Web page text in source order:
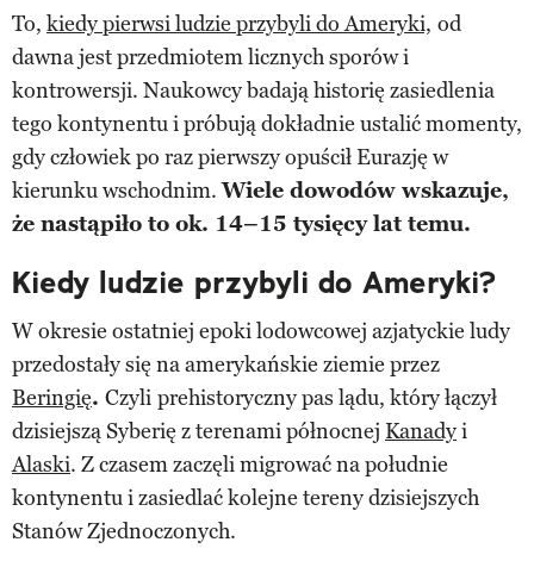
To, kiedy pierwsi ludzie przybyli do Ameryki, od
dawna jest przedmiotem licznych sporów i
kontrowersji. Naukowcy badają historię zasiedlenia
tego kontynentu i próbują dokładnie ustalić momenty,
gdy człowiek po raz pierwszy opuścił Eurazję w
kierunku wschodnim.Wiele dowodów wskazuje,
że nastąpiło to ok. 14–15 tysięcy lat temu.
Kiedy ludzie przybyli do Ameryki?
W okresie ostatniej epoki lodowcowej azjatyckie ludy
przedostały się na amerykańskie ziemie przez
Beringię. Czyli prehistoryczny pas lądu, który łączył
dzisiejszą Syberię z terenami północnej Kanadyi
Alaski. Z czasem zaczęli migrować na południe
kontynentu i zasiedlać kolejne tereny dzisiejszych
Stanów Zjednoczonych.